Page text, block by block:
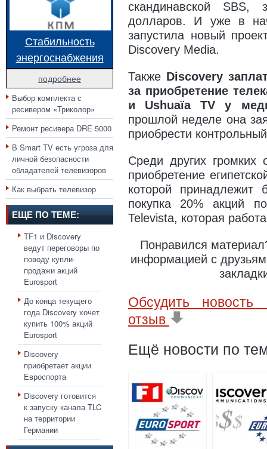
Стабильность
энергоснабжения
подробнее
Выбор комплекта с
ресивером «Триколор»
Ремонт ресивера DRE 5000
В Smart TV есть угроза для
личной безопасности
обладателей телевизоров
Как выбрать телевизор
ЕЩЕ ПО ТЕМЕ:
TF1 и Discovery
ведут переговоры по
поводу купли-
продажи акций
Eurosport
До конца текущего
года Discovery хочет
купить 100% акций
Eurosport
Discovery
приобретает акции
Евроспорта
Discovery готовится
к запуску канала TLC
на территории
Германии
скандинавской SBS,
долларов. И уже в
запустила новый
Discovery Media.
Также Discovery
за приобретение
и Ushuaïa TV у
прошлой неделе она
приобрести
Среди других громких
приобретение
которой принадлежит
покупка 20% акций
Televista, которая
Понравился
информацией с
Обсудить новость
отзыв
Ещё новости по